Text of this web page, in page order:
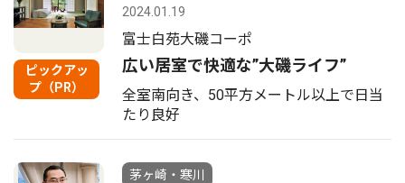
ピックアッ
プ（PR）
2024.01.19
富士白苑大磯コーポ
広い居室で快適な”大磯ライフ”
全室南向き、50平方メートル以上で日当
たり良好
茅ヶ崎・寒川